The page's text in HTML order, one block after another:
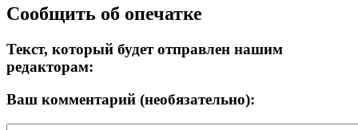
Сообщить об опечатке
Текст, который будет отправлен нашим
редакторам:
Ваш комментарий (необязательно):